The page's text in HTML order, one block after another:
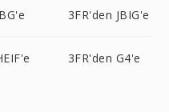
3FR'den JBIG'e
3FR'den G4'e